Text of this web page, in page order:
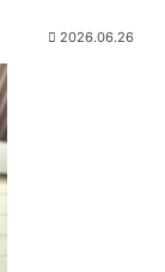
2026.06.26